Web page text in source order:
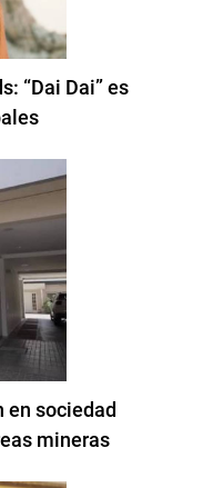
“Dai Dai” es
en sociedad
mineras